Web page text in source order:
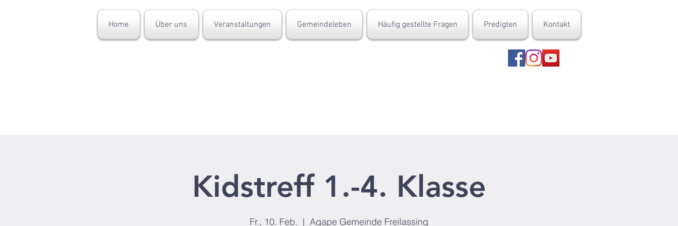
Home Über uns Veranstaltungen Gemeindeleben Häufig gestellte Fragen Predigten Kontakt
Kidstreff 1.-4. Klasse
Fr., 10. Feb.
  |
Agape Gemeinde Freilassing